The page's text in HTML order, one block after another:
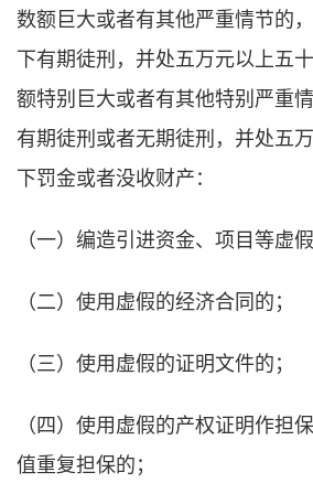
数额巨大或者有其他严重情节的
下有期徒刑，并处五万元以上五
额特别巨大或者有其他特别严重
有期徒刑或者无期徒刑，并处五
下罚金或者没收财产：
（一）编造引进资金、项目等
（二）使用虚假的经济合同的
（三）使用虚假的证明文件的
（四）使用虚假的产权证明作担
值重复担保的；